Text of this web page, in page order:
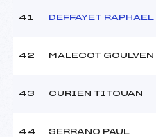
41 DEFFAYET RAPHAEL
42 MALECOT GOULVEN
43 CURIEN TITOUAN
44 SERRANO PAUL